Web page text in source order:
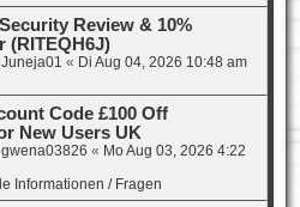
Review & 10%
(RITEQH6J)
Juneja01 « Di Aug 04, 2026 10:48 am
Code £100 Off
New Users UK
gwena03826 « Mo Aug 03, 2026 4:22
Informationen / Fragen